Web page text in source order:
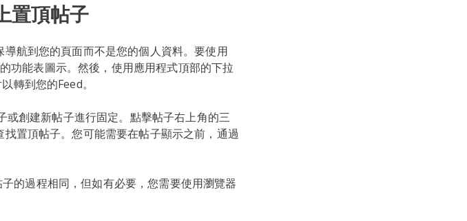
置頂帖子
導航到您的頁面而不是您的個人資料。要使用
功能表圖示。然後，使用應用程式頂部的下拉
轉到您的Feed。
創建新帖子進行固定。點擊帖子右上角的三
置頂帖子。您可能需要在帖子顯示之前，通過
的過程相同，但如有必要，您需要使用瀏覽器